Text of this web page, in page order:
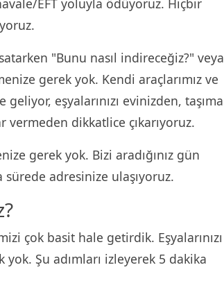
EFT yoluyla ödüyoruz. Hiçbir
satarken "Bunu nasıl indireceğiz?" veya
gerek yok. Kendi araçlarımız ve
geliyor, eşyalarınızı evinizden, taşıma
vermeden dikkatlice çıkarıyoruz.
gerek yok. Bizi aradığınız gün
adresinize ulaşıyoruz.
çok basit hale getirdik. Eşyalarınızı
Şu adımları izleyerek 5 dakika